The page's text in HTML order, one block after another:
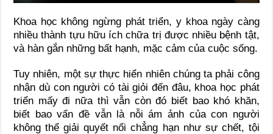
Khoa học không ngừng phát triển, y khoa ngày càng
nhiều thành tựu hữu ích chữa trị được nhiều bệnh tật,
và hàn gắn những bất hạnh, mặc cảm của cuộc sống.
Tuy nhiên, một sự thực hiển nhiên chúng ta phải công
nhận dù con người có tài giỏi đến đâu, khoa học phát
triển mấy đi nữa thì vẫn còn đó biết bao khó khăn,
biết bao vấn đề vẫn là nỗi ám ảnh của con người
không thể giải quyết nổi chẳng hạn như sự chết, tội